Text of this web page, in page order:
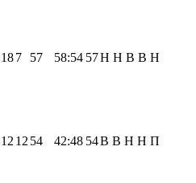
187 57 58:54 57Н Н В В Н
12 12 54 42:48 54В В Н Н П